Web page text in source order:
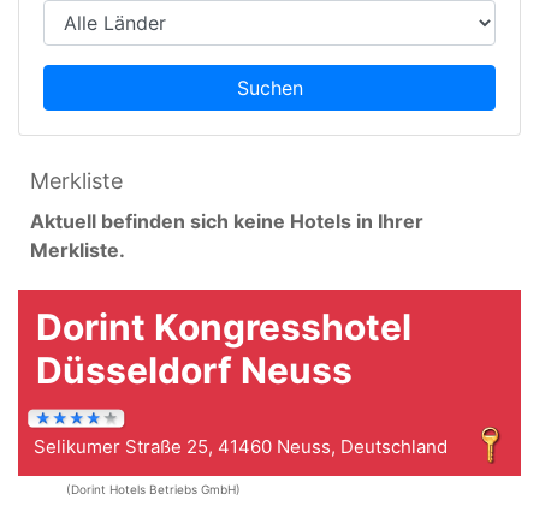
Suchen
Merkliste
Aktuell befinden sich keine Hotels in Ihrer
Merkliste.
Dorint Kongresshotel
Düsseldorf Neuss
Selikumer Straße 25, 41460 Neuss, Deutschland
(Dorint Hotels Betriebs GmbH)